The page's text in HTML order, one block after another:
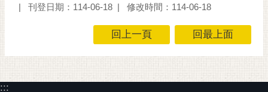
刊登日期：114-06-18
修改時間：114-06-18
回上一頁 回最上面
:::